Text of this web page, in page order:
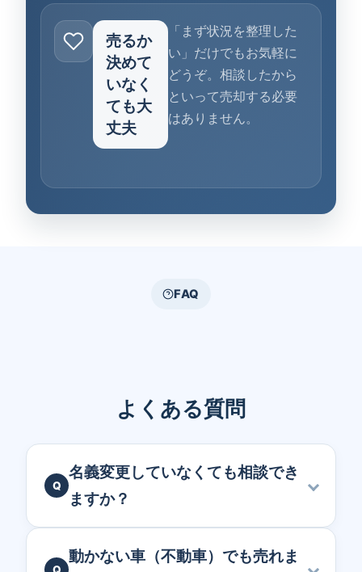
売るか
決めて
いなく
ても大
丈夫
「まず状況を整理した
い」だけでもお気軽に
どうぞ。相談したから
といって売却する必要
はありません。
FAQ
よくある質問
名義変更していなくても相談でき
ますか？
動かない車（不動車）でも売れま